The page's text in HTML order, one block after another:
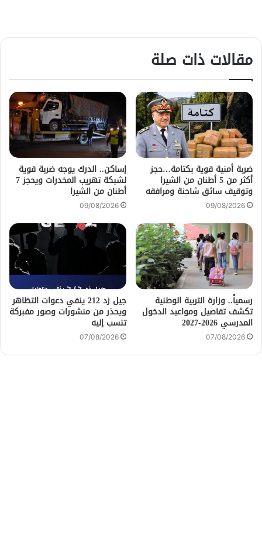
مقالات ذات صلة
ضربة أمنية قوية بكتامة…حجز
أكثر من 5 أطنان من الشيرا
وتوقيف سائق شاحنة ومرافقه
09/08/2026
إساكن.. الدرك يوجه ضربة قوية
لشبكة تهريب المخدرات ويحجز 7
أطنان من الشيرا
09/08/2026
رسمياً.. وزارة التربية الوطنية
تكشف تفاصيل ومواعيد الدخول
المدرسي 2026-2027
07/08/2026
جيل زد 212 ينفي دعوات التظاهر
ويحذر من منشورات وصور مفبركة
تنسب إليه
07/08/2026